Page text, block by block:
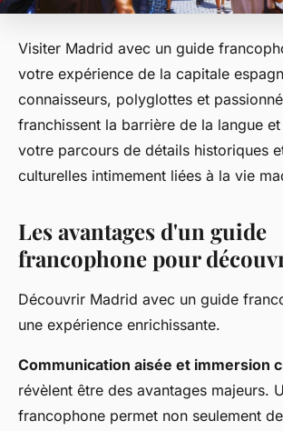
Visiter Madrid avec un guide
votre expérience de la capitale
connaisseurs, polyglottes et
franchissent la barrière de la langue
votre parcours de détails historiques
culturelles intimement liées à la vie
Les avantages d'un guide
francophone pour
Découvrir Madrid avec un guide
une expérience enrichissante.
Communication aisée et immersion
révèlent être des avantages majeurs.
francophone permet non seulement